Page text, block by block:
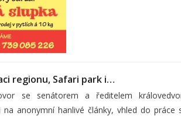
regionu, Safari park i…
se senátorem a ředitelem
na anonymní hanlivé články, vhled do práce